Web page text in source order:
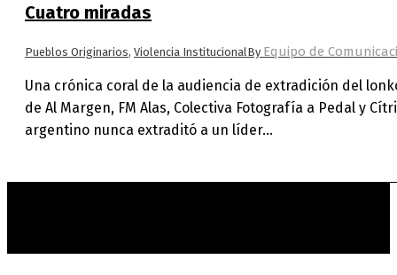
Cuatro miradas
Pueblos Originarios, Violencia Institucional By Equipo de
Una crónica coral de la audiencia de extradición del
de Al Margen, FM Alas, Colectiva Fotografía a Pedal y
argentino nunca extraditó a un líder…